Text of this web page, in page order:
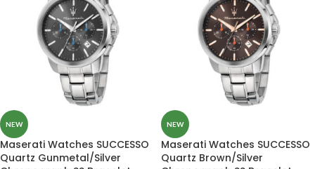
NEW
Maserati Watches SUCCESSO
Quartz Gunmetal/Silver
NEW
Maserati Watches SUCCESSO
Quartz Brown/Silver